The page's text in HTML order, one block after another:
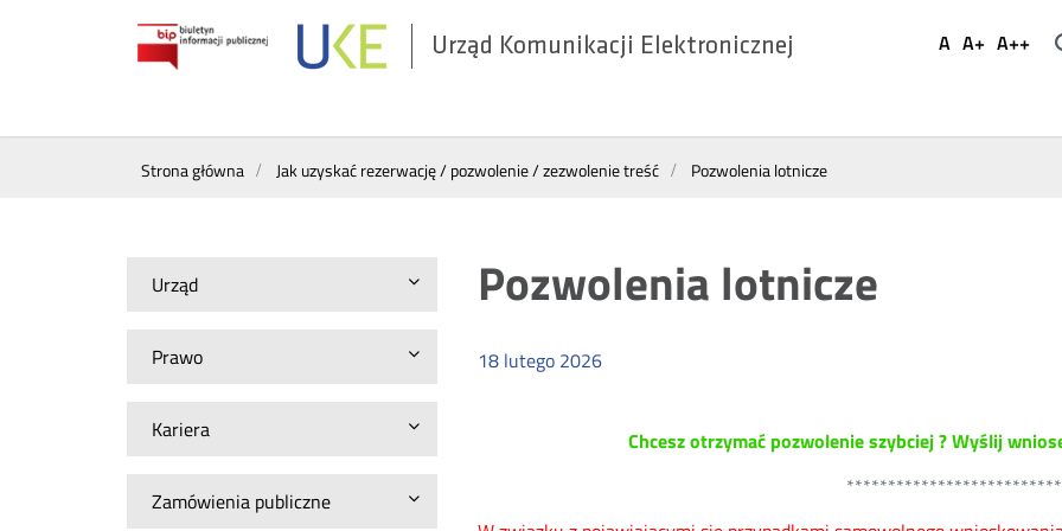
Urząd Komunikacji Elektronicznej A A+ A++
Media
Menu
Strona główna Jak uzyskać rezerwację / pozwolenie / zezwolenie treść Pozwolenia lotnicze
Urząd
Prawo
Kariera
Zamówienia publiczne
Pozwolenia lotnicze
18 lutego 2026
Chcesz otrzymać pozwolenie szybciej ? Wyślij